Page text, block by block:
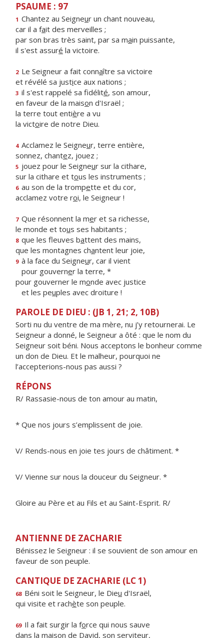
PSAUME : 97
1 Chantez au Seigneur un chant nouveau,
car il a fait des merveilles ;
par son bras très saint, par sa main puissante,
il s'est assuré la victoire.
2 Le Seigneur a fait connaître sa victoire
et révélé sa justice aux nations ;
3 il s'est rappelé sa fidélité, son amour,
en faveur de la maison d'Israël ;
la terre tout entière a vu
la victoire de notre Dieu.
4 Acclamez le Seigneur, terre entière,
sonnez, chantez, jouez ;
5 jouez pour le Seigneur sur la cithare,
sur la cithare et tous les instruments ;
6 au son de la trompette et du cor,
acclamez votre roi, le Seigneur !
7 Que résonnent la mer et sa richesse,
le monde et tous ses habitants ;
8 que les fleuves battent des mains,
que les montagnes chantent leur joie,
9 à la face du Seigneur, car il vient
pour gouverner la terre, *
pour gouverner le monde avec justice
et les peuples avec droiture !
PAROLE DE DIEU : (JB 1, 21; 2, 10B)
Sorti nu du ventre de ma mère, nu j’y retournerai. Le
Seigneur a donné, le Seigneur a ôté : que le nom du
Seigneur soit béni. Nous acceptons le bonheur comme
un don de Dieu. Et le malheur, pourquoi ne
l’accepterions-nous pas aussi ?
RÉPONS
R/ Rassasie-nous de ton amour au matin,
* Que nos jours s’emplissent de joie.
V/ Rends-nous en joie tes jours de châtiment. *
V/ Vienne sur nous la douceur du Seigneur. *
Gloire au Père et au Fils et au Saint-Esprit. R/
ANTIENNE DE ZACHARIE
Bénissez le Seigneur : il se souvient de son amour en
faveur de son peuple.
CANTIQUE DE ZACHARIE (LC 1)
68 Béni soit le Seigneur, le Dieu d'Israël,
qui visite et rachète son peuple.
69 Il a fait surgir la force qui nous sauve
dans la maison de David, son serviteur,